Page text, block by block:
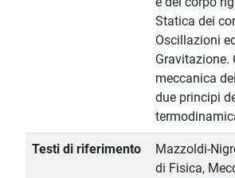
Statica dei
Oscillazioni
Gravitazione.
meccanica
due principi
Testi di riferimento
Mazzoldi-
di Fisica,